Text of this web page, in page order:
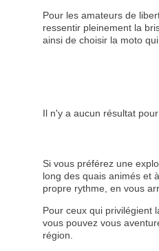
Pour les amateurs de
ressentir pleinement la
ainsi de choisir la moto
Il n'y a aucun résultat
Si vous préférez une
long des quais animés et
propre rythme, en vous
Pour ceux qui privilégient
vous pouvez vous
région.